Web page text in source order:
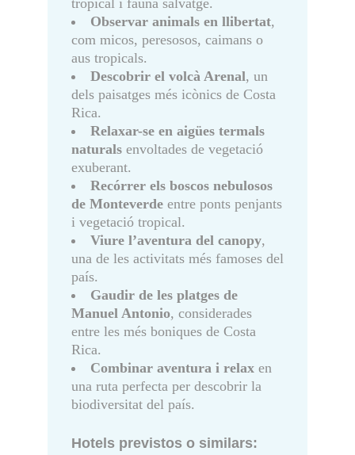
Observar animals en llibertat,
com micos, peresosos, caimans o
aus tropicals.
Descobrir el volcà Arenal, un
dels paisatges més icònics de Costa
Rica.
Relaxar-se en aigües termals
naturalsenvoltades de vegetació
exuberant.
Recórrer els boscos nebulosos
de Monteverdeentre ponts penjants
i vegetació tropical.
Viure l’aventura del canopy,
una de les activitats més famoses del
país.
Gaudir de les platges de
Manuel Antonio, considerades
entre les més boniques de Costa
Rica.
Combinar aventura i relaxen
una ruta perfecta per descobrir la
biodiversitat del país.
Hotels previstos o similars: